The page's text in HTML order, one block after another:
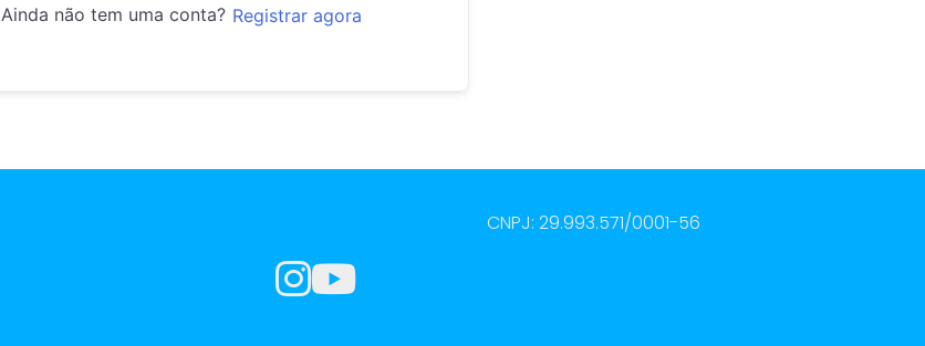
Ainda não tem uma conta? Registrar agora
CNPJ: 29.993.571/0001-56